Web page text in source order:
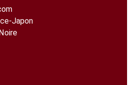
Japon